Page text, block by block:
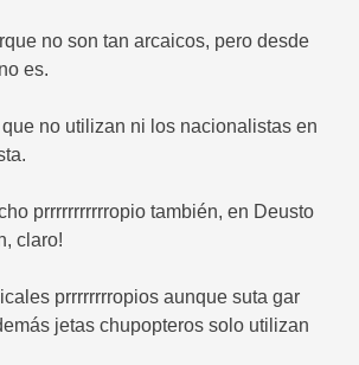
no son tan arcaicos, pero desde
es.
no utilizan ni los nacionalistas en
prrrrrrrrrrropio también, en Deusto
claro!
prrrrrrrropios aunque suta gar
jetas chupopteros solo utilizan